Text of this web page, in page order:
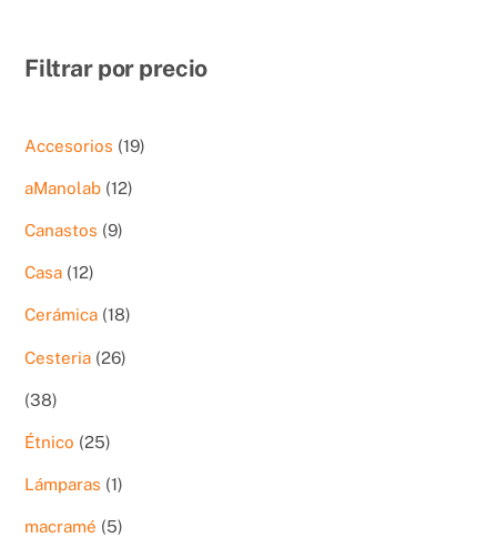
Filtrar por precio
Accesorios 1919
aManolab 1212
Canastos 99
Casa 1212
Cerámica 1818
Cesteria 2626
3838
Étnico 2525
Lámparas 11
macramé 55